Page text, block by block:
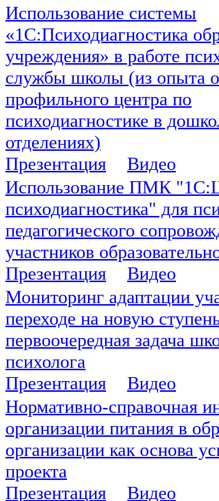
Использование системы
«1С:Психодиагностика
учреждения» в работе
службы школы (из опыта
профильного центра по
психодиагностике в
отделениях)
Презентация
Видео
Использование ПМК
психодиагностика" для
педагогического
участников
Презентация
Видео
Мониторинг адаптации
переходе на новую
первоочередная задача
психолога
Презентация
Видео
Нормативно-справочная
организации питания в
организации как основа
проекта
Презентация
Видео